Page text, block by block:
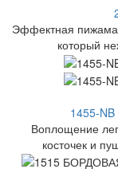
Эффектная пижама
который
1455-
Воплощение
косточек и